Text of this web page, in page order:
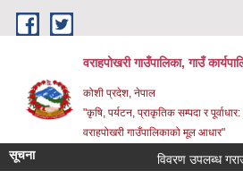
Skip to main content
वराहपोखरी गाउँपालिका, गाउँ
कोशी प्रदेश, नेपाल
"कृषि, पर्यटन, प्राकृतिक सम्पदा र
वराहपोखरी गाउँपालिकाको मूल आधार"
सूचना विवरण उपलब्ध